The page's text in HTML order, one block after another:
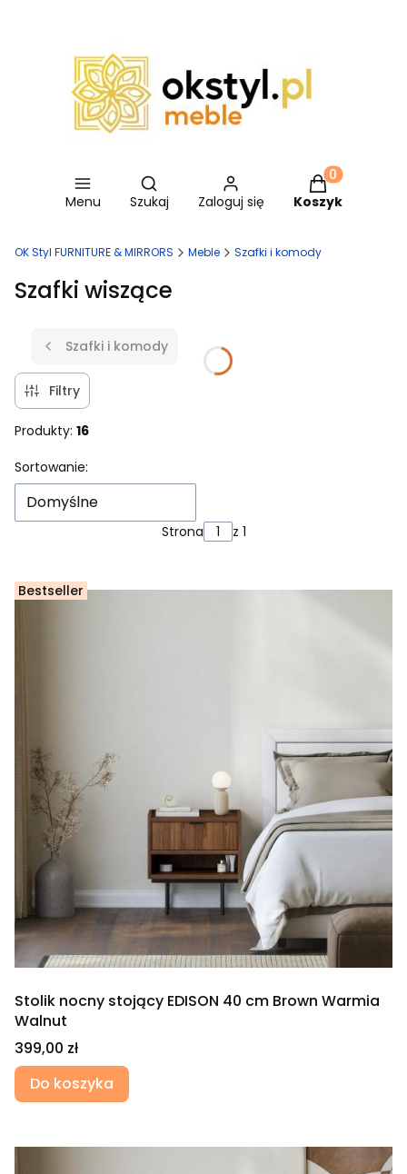
Menu
Otwórz wyszukiwarkę
Szukaj Zaloguj się
Produkty w
Koszyk
OK Styl FURNITURE & MIRRORS Meble Szafki i komody
Szafki wiszące
Szafki i komody
Filtry
Produkty: 16
Lista produktów
Sortowanie:
Domyślne
Strona z 1
Bestseller
Stolik nocny stojący EDISON 40 cm Brown Warmia
Walnut
Cena
399,00 zł
Do koszyka